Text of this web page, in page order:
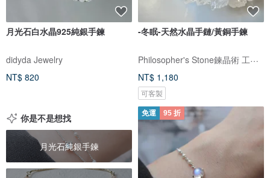
月光石白水晶925純銀手鍊
didyda Jewelry
NT$ 820
-冬眠-天然水晶手鏈/黃銅手鍊
Philosopher's Stone鍊晶術 工作室
NT$ 1,180
可客製
你是不是想找
月光石純銀手鍊
免運 95 折